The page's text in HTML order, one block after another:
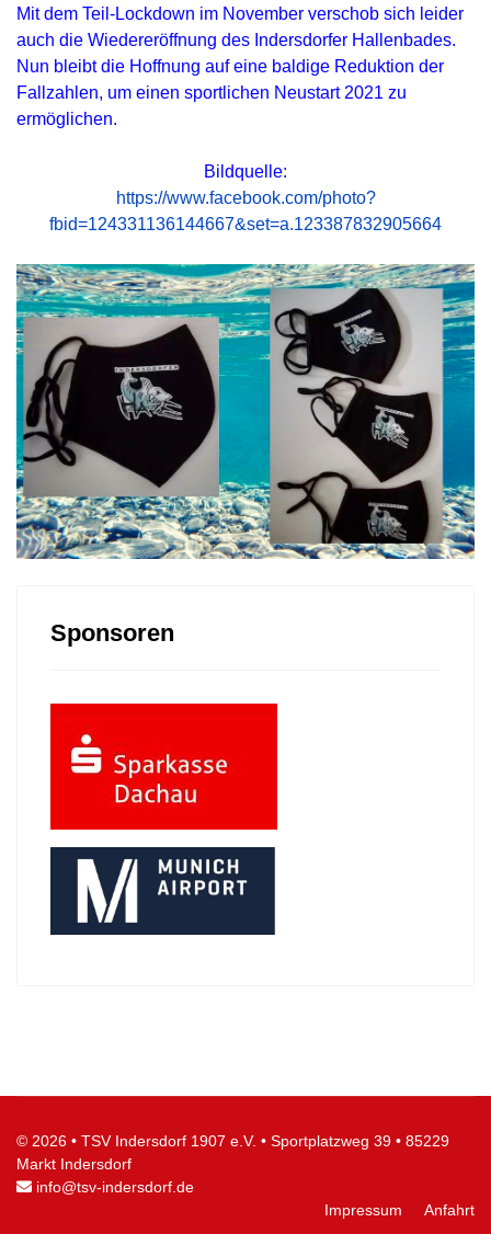
Mit dem Teil-Lockdown im November verschob sich leider
auch die Wiedereröffnung des Indersdorfer Hallenbades.
Nun bleibt die Hoffnung auf eine baldige Reduktion der
Fallzahlen, um einen sportlichen Neustart 2021 zu
ermöglichen.
Bildquelle:
https://www.facebook.com/photo?
fbid=124331136144667&set=a.123387832905664
Sponsoren
© 2026 • TSV Indersdorf 1907 e.V. • Sportplatzweg 39 • 85229
Markt Indersdorf
info@tsv-indersdorf.de
Impressum
Anfahrt